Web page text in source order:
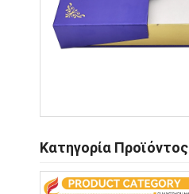
Κατηγορία Προϊόντος